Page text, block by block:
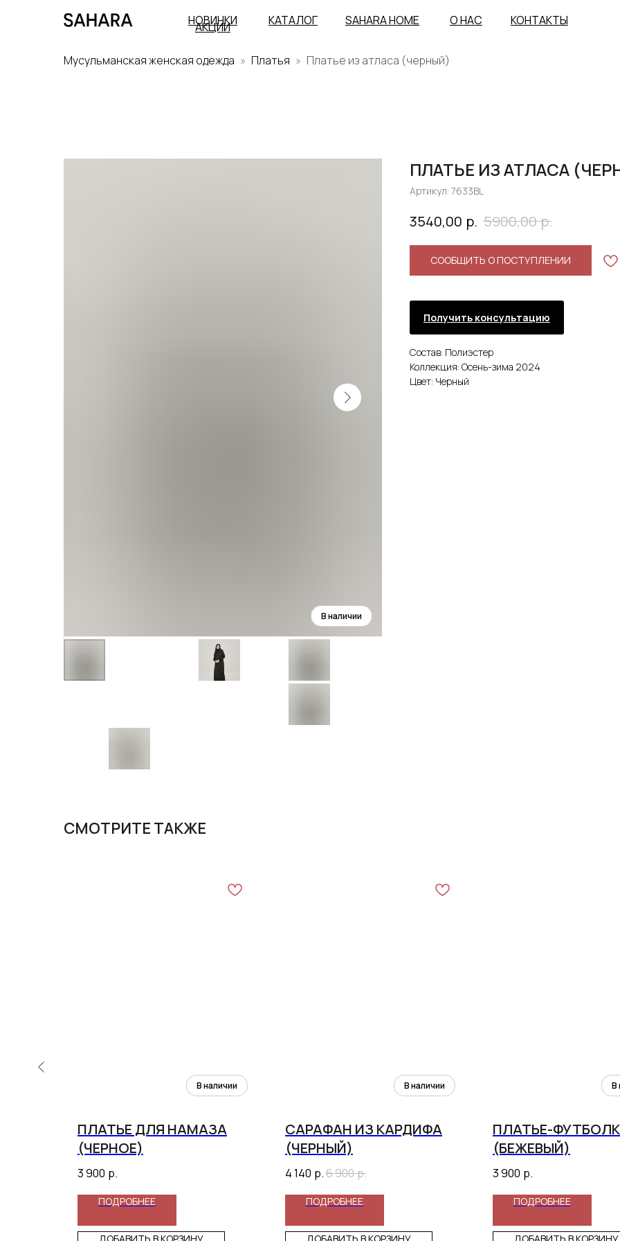
КАТАЛОГ
НОВИНКИ
АКЦИИ КОНТАКТЫ
О НАС
SAHARA HOME
Мусульманская женская одежда Платья Платье из атласа (черный)
ПЛАТЬЕ ИЗ АТЛАСА
Артикул: 7633BL
3540,00 р. 5900,00 р.
СООБЩИТЬ О ПОСТУПЛЕНИИ
Получить консультацию
Состав: Полиэстер
Коллекция: Осень-зима 2024
Цвет: Черный
СМОТРИТЕ ТАКЖЕ
ПЛАТЬЕ ДЛЯ НАМАЗА
(ЧЕРНОЕ)
3 900 р.
ПОДРОБНЕЕ
САРАФАН ИЗ КАРДИФА
(ЧЕРНЫЙ)
4 140 р.6 900р.
ПОДРОБНЕЕ
ПЛАТЬЕ-
(БЕЖЕВЫЙ)
3 900 р.
ПОДРОБНЕЕ